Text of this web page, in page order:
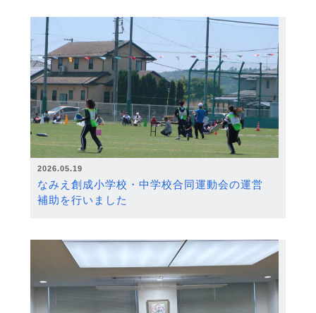
2026.05.19
なみえ創成小学校・中学校合同運動会の運営
補助を行いました